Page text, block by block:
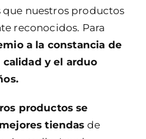
nuestros productos
reconocidos. Para
a la constancia de
calidad y el arduo
productos se
tiendas de